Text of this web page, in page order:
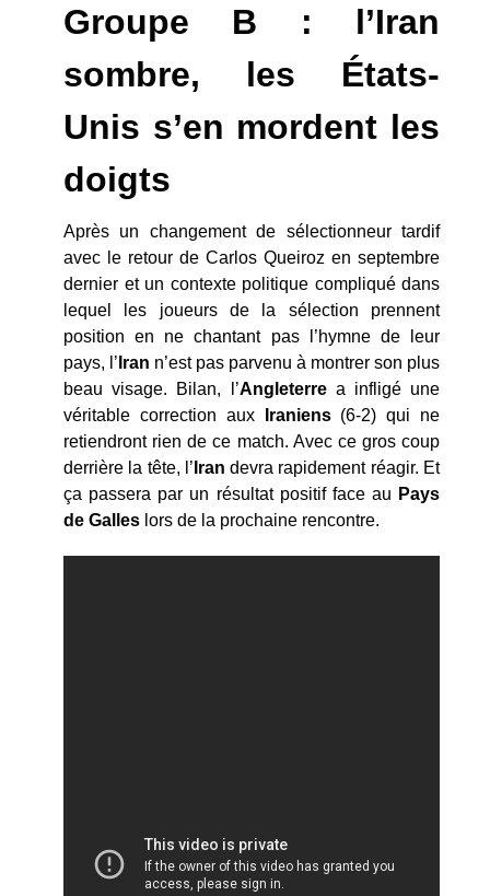
Groupe B : l’Iran
sombre, les États-
Unis s’en mordent les
doigts
Après un changement de sélectionneur tardif
avec le retour de Carlos Queiroz en septembre
dernier et un contexte politique compliqué dans
lequel les joueurs de la sélection prennent
position en ne chantant pas l’hymne de leur
pays, l’ Iran n’est pas parvenu à montrer son plus
beau visage. Bilan, l’Angleterrea infligé une
véritable correction aux
Iraniens(6-2) qui ne
retiendront rien de ce match. Avec ce gros coup
derrière la tête, l’ Iran devra rapidement réagir. Et
ça passera par un résultat positif face au Pays
de Galles lors de la prochaine rencontre.